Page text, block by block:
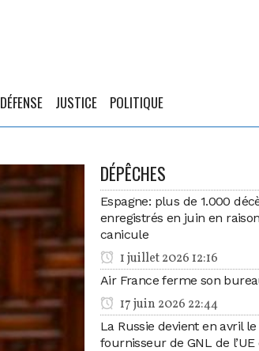
DÉFENSE JUSTICE POLITIQUE
DÉPÊCHES
Espagne: plus de 1.000
enregistrés en juin en
canicule
1 juillet 2026 12:16
Air France ferme son
17 juin 2026 22:44
La Russie devient en avril le
fournisseur de GNL de